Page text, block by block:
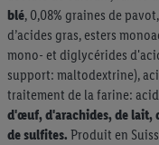
blé, 0,08% graines de
d’acides gras, esters
mono- et diglycérides
support: maltodextrine),
traitement de la farine:
d'œuf, d'arachides, de lait,
de sulfites. Produit en